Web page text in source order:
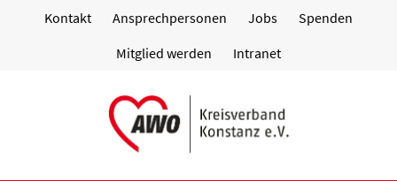
Kontakt Ansprechpersonen Jobs
Spenden
Mitglied werden
Intranet